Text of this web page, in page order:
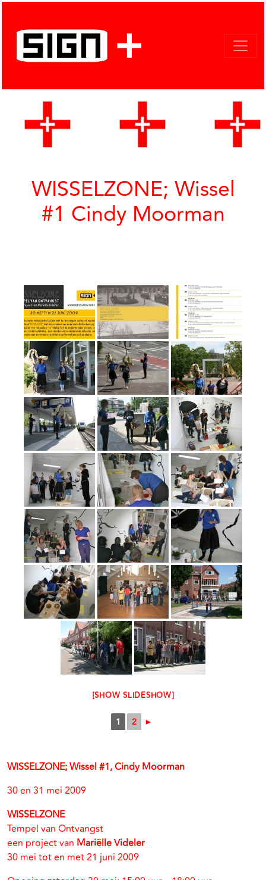
WISSELZONE; Wissel
#1 Cindy Moorman
[SHOW SLIDESHOW]
1 2 ►
WISSELZONE; Wissel #1, Cindy Moorman
30 en 31 mei 2009
WISSELZONE
Tempel van Ontvangst
een project van Mariëlle Videler
30 mei tot en met 21 juni 2009